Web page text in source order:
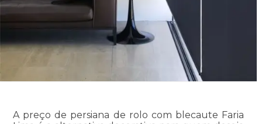
A preço de persiana de rolo com blecaute Faria